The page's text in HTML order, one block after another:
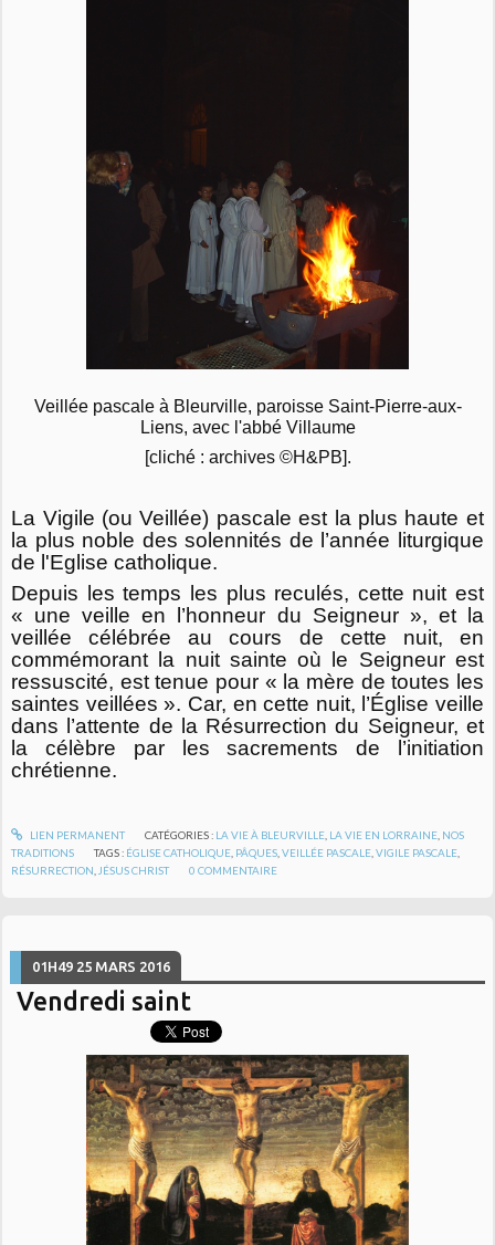
Veillée pascale à Bleurville, paroisse Saint-Pierre-aux-
Liens, avec l'abbé Villaume
[cliché : archives ©H&PB].
La Vigile (ou Veillée) pascale est la plus haute et
la plus noble des solennités de l’année liturgique
de l'Eglise catholique.
Depuis les temps les plus reculés, cette nuit est
« une veille en l’honneur du Seigneur », et la
veillée célébrée au cours de cette nuit, en
commémorant la nuit sainte où le Seigneur est
ressuscité, est tenue pour « la mère de toutes les
saintes veillées ». Car, en cette nuit, l’Église veille
dans l’attente de la Résurrection du Seigneur, et
la célèbre par les sacrements de l’initiation
chrétienne.
LIEN PERMANENT CATÉGORIES : LA VIE À BLEURVILLE, LA VIE EN LORRAINE, NOS
TRADITIONS
TAGS : ÉGLISE CATHOLIQUE PÂQUES ,VEILLÉE PASCALE ,VIGILE PASCALE
RÉSURRECTION JÉSUS CHRIST 0 COMMENTAIRE
01H49 25 MARS 2016
Vendredi saint